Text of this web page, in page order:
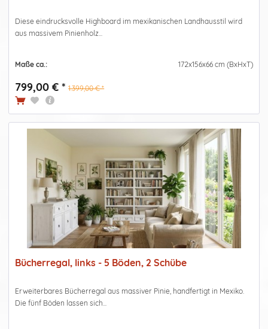
Diese eindrucksvolle Highboard im mexikanischen Landhausstil wird
aus massivem Pinienholz...
Maße ca.: 172x156x66 cm (BxHxT)
799,00 € * 1.399,00 € *
Bücherregal, links - 5 Böden, 2 Schübe
Erweiterbares Bücherregal aus massiver Pinie, handfertigt in Mexiko.
Die fünf Böden lassen sich...